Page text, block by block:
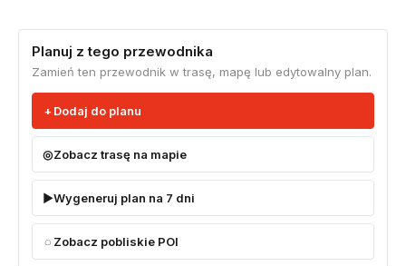
Planuj z tego przewodnika
Zamień ten przewodnik w trasę, mapę lub edytowalny plan.
Dodaj do planu
Zobacz trasę na mapie
Wygeneruj plan na 7 dni
Zobacz pobliskie POI